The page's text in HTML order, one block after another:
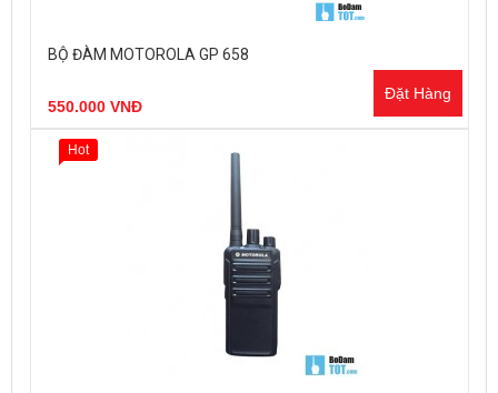
BỘ ĐÀM MOTOROLA GP 658
550.000 VNĐ
Đặt Hàng
Hot